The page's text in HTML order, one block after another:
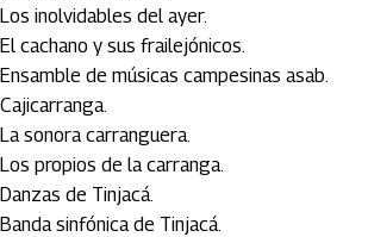
Los inolvidables del ayer.
El cachano y sus frailejónicos.
Ensamble de músicas campesinas asab.
Cajicarranga.
La sonora carranguera.
Los propios de la carranga.
Danzas de Tinjacá.
Banda sinfónica de Tinjacá.